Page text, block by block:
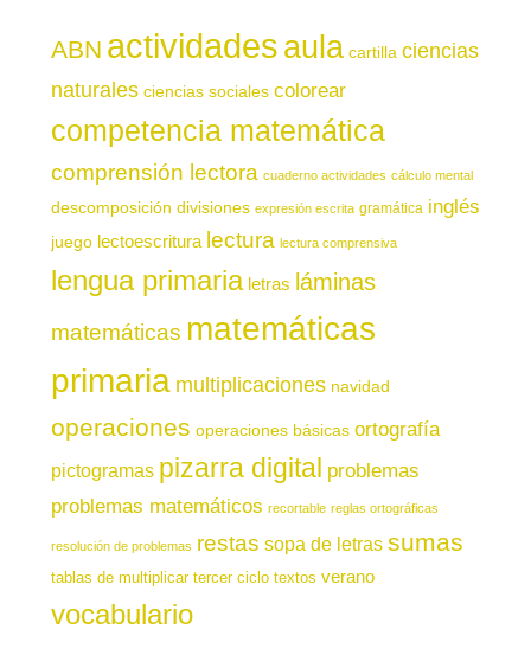
ABN actividadesaula cartilla ciencias
naturales ciencias sociales colorear
competencia matemática
comprensión lectora cuaderno actividades cálculo mental
descomposición divisiones expresión escrita gramática inglés
juego lectoescritura lectura lectura comprensiva
lengua primaria letras láminas
matemáticas matemáticas
primaria multiplicaciones navidad
operaciones operaciones básicas ortografía
pictogramas pizarra digital problemas
problemas matemáticos recortable reglas ortográficas
resolución de problemas restas sopa de letras sumas
tablas de multiplicar tercer ciclo textos verano
vocabulario